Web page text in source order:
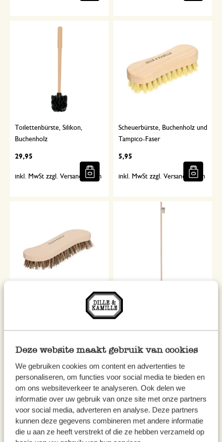
Deze website maakt gebruik van cookies
We gebruiken cookies om content en advertenties te
personaliseren, om functies voor social media te bieden en
om ons websiteverkeer te analyseren. Ook delen we
informatie over uw gebruik van onze site met onze partners
voor social media, adverteren en analyse. Deze partners
kunnen deze gegevens combineren met andere informatie
die u aan ze heeft verstrekt of die ze hebben verzameld op
Toilettenbürste, Silikon,
Buchenholz
29,95
inkl. MwSt zzgl. Versandkosten
Scheuerbürste, Buchenholz und
Tampico-Faser
5,95
inkl. MwSt zzgl. Versandkosten
Abflussreinigungsstab, Holz, 40